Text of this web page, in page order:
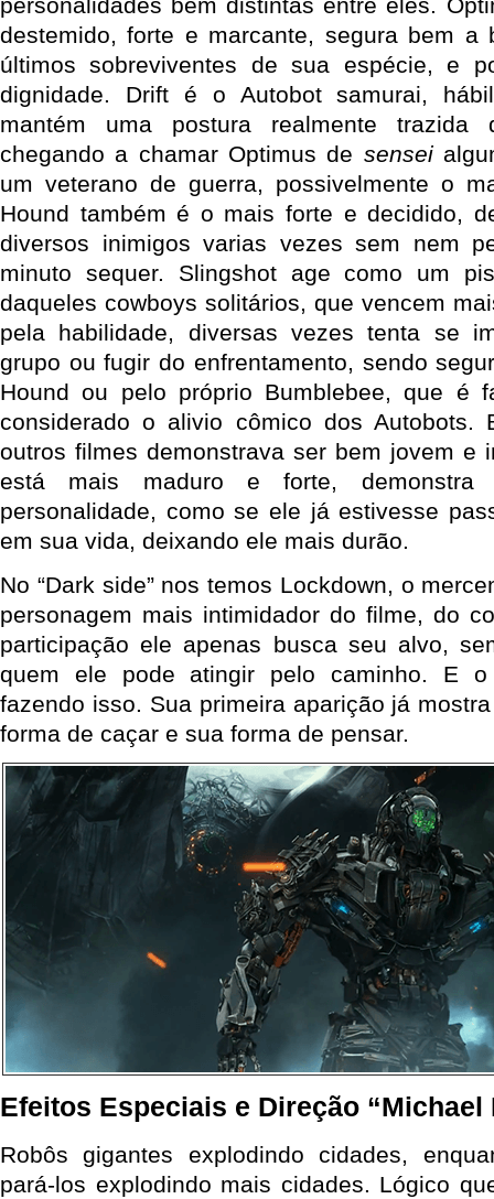
destemido, forte e marcante, segura bem a
últimos sobreviventes de sua espécie, e
dignidade. Drift é o Autobot samurai,
mantém uma postura realmente
chegando a chamar Optimus de sensei
um veterano de guerra, possivelmente o
Hound também é o mais forte e decidido,
diversos inimigos varias vezes sem nem
minuto sequer. Slingshot age como um
daqueles cowboys solitários, que vencem
pela habilidade, diversas vezes tenta se
grupo ou fugir do enfrentamento, sendo
Hound ou pelo próprio Bumblebee, que é
considerado o alivio cômico dos Autobots.
outros filmes demonstrava ser bem jovem e
está mais maduro e forte, demonstra
personalidade, como se ele já estivesse
em sua vida, deixando ele mais durão.
No “Dark side” nos temos Lockdown, o
personagem mais intimidador do filme, do
participação ele apenas busca seu alvo,
quem ele pode atingir pelo caminho. E
fazendo isso. Sua primeira aparição já
forma de caçar e sua forma de pensar.
Efeitos Especiais e Direção “Michael
Robôs gigantes explodindo cidades,
pará-los explodindo mais cidades. Lógico